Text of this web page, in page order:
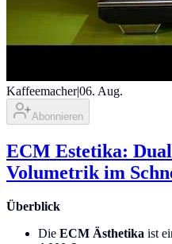
Kaffeemacher|06. Aug.
Abonnieren
ECM Estetika:
Volumetrik im
Überblick
Die ECM Ästhetika ist